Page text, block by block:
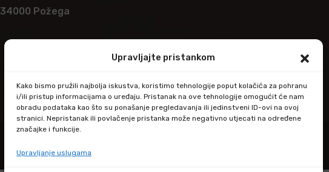
Upravljajte pristankom
Kako bismo pružili najbolja iskustva, koristimo tehnologije poput kolačića za pohranu
i/ili pristup informacijama o uređaju. Pristanak na ove tehnologije omogućit će nam
obradu podataka kao što su ponašanje pregledavanja ili jedinstveni ID-ovi na ovoj
stranici. Nepristanak ili povlačenje pristanka može negativno utjecati na određene
značajke i funkcije.
Upravljanje uslugama
34000 Požega